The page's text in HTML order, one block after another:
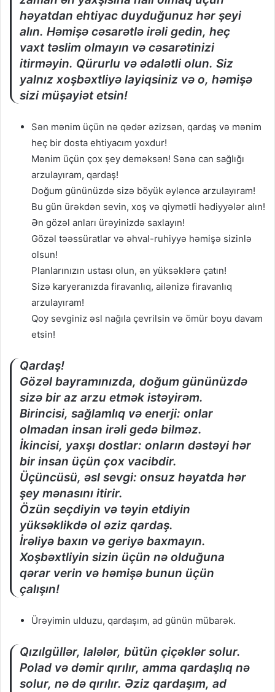
həyatdan ehtiyac duyduğunuz hər şeyi
alın. Həmişə cəsarətlə irəli gedin, heç
vaxt təslim olmayın və cəsarətinizi
itirməyin. Qürurlu və ədalətli olun. Siz
yalnız xoşbəxtliyə layiqsiniz və o, həmişə
sizi müşayiət etsin!
Sən mənim üçün nə qədər əzizsən, qardaş və mənim
heç bir dosta ehtiyacım yoxdur!
Mənim üçün çox şey deməksən! Sənə can sağlığı
arzulayıram, qardaş!
Doğum gününüzdə sizə böyük əyləncə arzulayıram!
Bu gün ürəkdən sevin, xoş və qiymətli hədiyyələr alın!
Ən gözəl anları ürəyinizdə saxlayın!
Gözəl təəssüratlar və əhval-ruhiyyə həmişə sizinlə
olsun!
Planlarınızın ustası olun, ən yüksəklərə çatın!
Sizə karyeranızda firavanlıq, ailənizə firavanlıq
arzulayıram!
Qoy sevginiz əsl nağıla çevrilsin və ömür boyu davam
etsin!
Qardaş!
Gözəl bayramınızda, doğum gününüzdə
sizə bir az arzu etmək istəyirəm.
Birincisi, sağlamlıq və enerji: onlar
olmadan insan irəli gedə bilməz.
İkincisi, yaxşı dostlar: onların dəstəyi hər
bir insan üçün çox vacibdir.
Üçüncüsü, əsl sevgi: onsuz həyatda hər
şey mənasını itirir.
Özün seçdiyin və təyin etdiyin
yüksəklikdə ol əziz qardaş.
İrəliyə baxın və geriyə baxmayın.
Xoşbəxtliyin sizin üçün nə olduğuna
qərar verin və həmişə bunun üçün
çalışın!
Ürəyimin ulduzu, qardaşım, ad günün mübarək.
Qızılgüllər, lalələr, bütün çiçəklər solur.
Polad və dəmir qırılır, amma qardaşlıq nə
solur, nə də qırılır. Əziz qardaşım, ad